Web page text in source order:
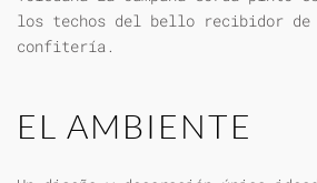
los techos del bello recibidor
confitería.
EL AMBIENTE